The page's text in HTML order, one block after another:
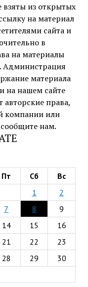
из открытых
на материал
сайта и
в
на материалы
Администрация
материала
на нашем сайте
права,
компании или
нам.
Пт Сб
Вс
1
2
7 8
9
14 15
16
21 22
23
28 29
30